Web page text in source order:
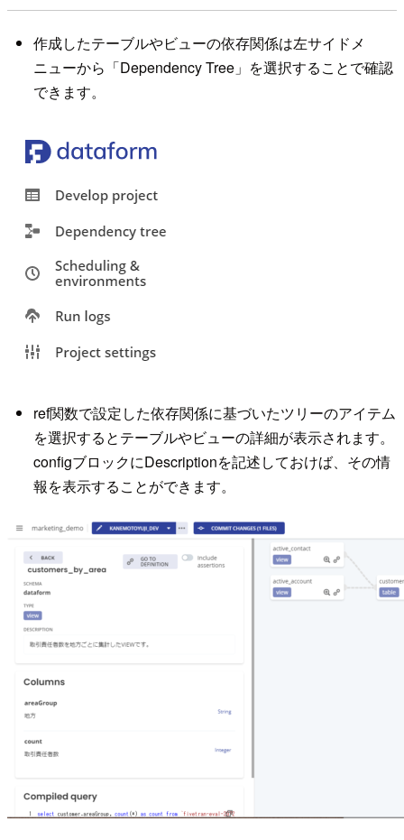
作成したテーブルやビューの依存関係は左サイドメ
ニューから「Dependency Tree」を選択することで確認
できます。
ref関数で設定した依存関係に基づいたツリーのアイテム
を選択するとテーブルやビューの詳細が表示されます。
configブロックにDescriptionを記述しておけば、その情
報を表示することができます。